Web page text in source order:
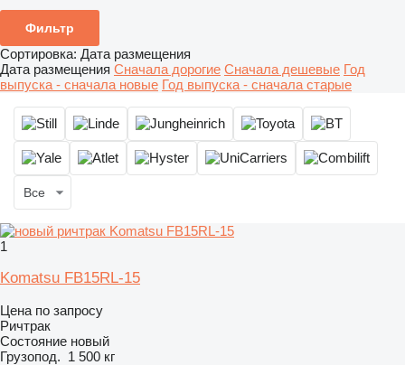
Фильтр
Сортировка: Дата размещения
Дата размещения Сначала дорогие Сначала дешевые Год
выпуска - сначала новые Год выпуска - сначала старые
Все
1
Komatsu FB15RL-15
Цена по запросу
Ричтрак
Состояние новый
Грузопод. 1 500 кг